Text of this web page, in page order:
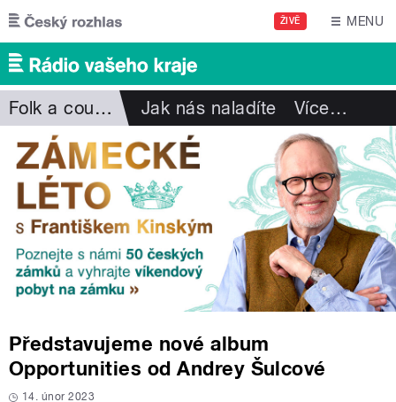
Přejít k hlavnímu obsahu
ŽIVĚ MENU
Folk a country Jak nás naladíte Více…
Představujeme nové album
Opportunities od Andrey Šulcové
14. únor 2023